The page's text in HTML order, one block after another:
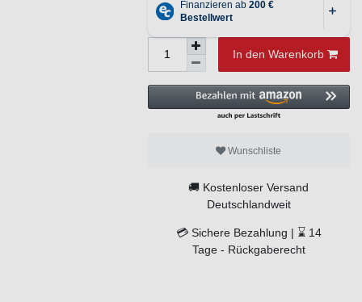
In den Warenkorb
Wunschliste
🚚 Kostenloser Versand
Deutschlandweit
💳 Sichere Bezahlung | ⌛ 14
Tage - Rückgaberecht